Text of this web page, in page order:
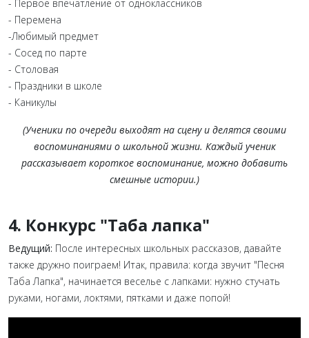
- Первое впечатление от одноклассников
- Перемена
-Любимый предмет
- Сосед по парте
- Столовая
- Праздники в школе
- Каникулы
(Ученики по очереди выходят на сцену и делятся своими
воспоминаниями о школьной жизни. Каждый ученик
рассказывает короткое воспоминание, можно добавить
смешные истории.)
4. Конкурс "Таба лапка"
Ведущий: После интересных школьных рассказов, давайте
также дружно поиграем! Итак, правила: когда звучит "Песня
Таба Лапка", начинается веселье с лапками: нужно стучать
руками, ногами, локтями, пятками и даже попой!